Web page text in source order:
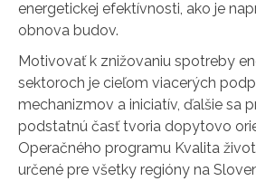
energetickej efektívnosti, ako je
obnova budov.
Motivovať k znižovaniu spotreby
sektoroch je cieľom viacerých
mechanizmov a iniciatív, ďalšie sa
podstatnú časť tvoria dopytovo
Operačného programu Kvalita
určené pre všetky regióny na